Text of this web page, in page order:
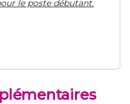
le poste débutant.